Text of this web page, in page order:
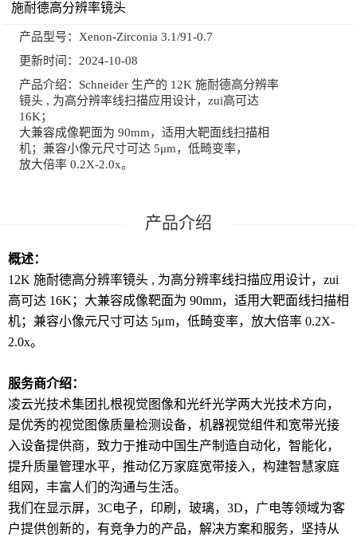
施耐德高分辨率镜头
产品型号： Xenon-Zirconia 3.1/91-0.7
更新时间： 2024-10-08
产品介绍： Schneider 生产的 12K 施耐德高分辨率
镜头 , 为高分辨率线扫描应用设计，zui高可达
16K；
大兼容成像靶面为 90mm，适用大靶面线扫描相
机；兼容小像元尺寸可达 5μm，低畸变率，
放大倍率 0.2X-2.0x。
概述：
12K 施耐德高分辨率镜头 , 为高分辨率线扫描应用设计，zui
高可达 16K；大兼容成像靶面为 90mm，适用大靶面线扫描相
机；兼容小像元尺寸可达 5μm，低畸变率，放大倍率 0.2X-
2.0x。
服务商介绍：
凌云光技术集团扎根视觉图像和光纤光学两大光技术方向，
是优秀的视觉图像质量检测设备，机器视觉组件和宽带光接
入设备提供商，致力于推动中国生产制造自动化，智能化，
提升质量管理水平，推动亿万家庭宽带接入，构建智慧家庭
组网，丰富人们的沟通与生活。
我们在显示屏，3C电子，印刷，玻璃，3D，广电等领域为客
户提供创新的，有竞争力的产品，解决方案和服务，坚持从